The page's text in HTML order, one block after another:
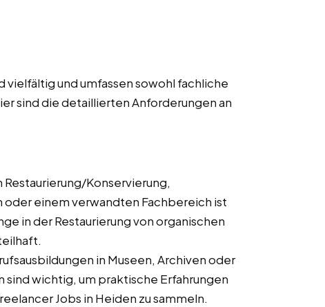
vielfältig und umfassen sowohl fachliche
sind die detaillierten Anforderungen an
Restaurierung/Konservierung,
einem verwandten Fachbereich ist
in der Restaurierung von organischen
in Museen, Archiven oder
wichtig, um praktische Erfahrungen
Jobs in Heiden zu sammeln.